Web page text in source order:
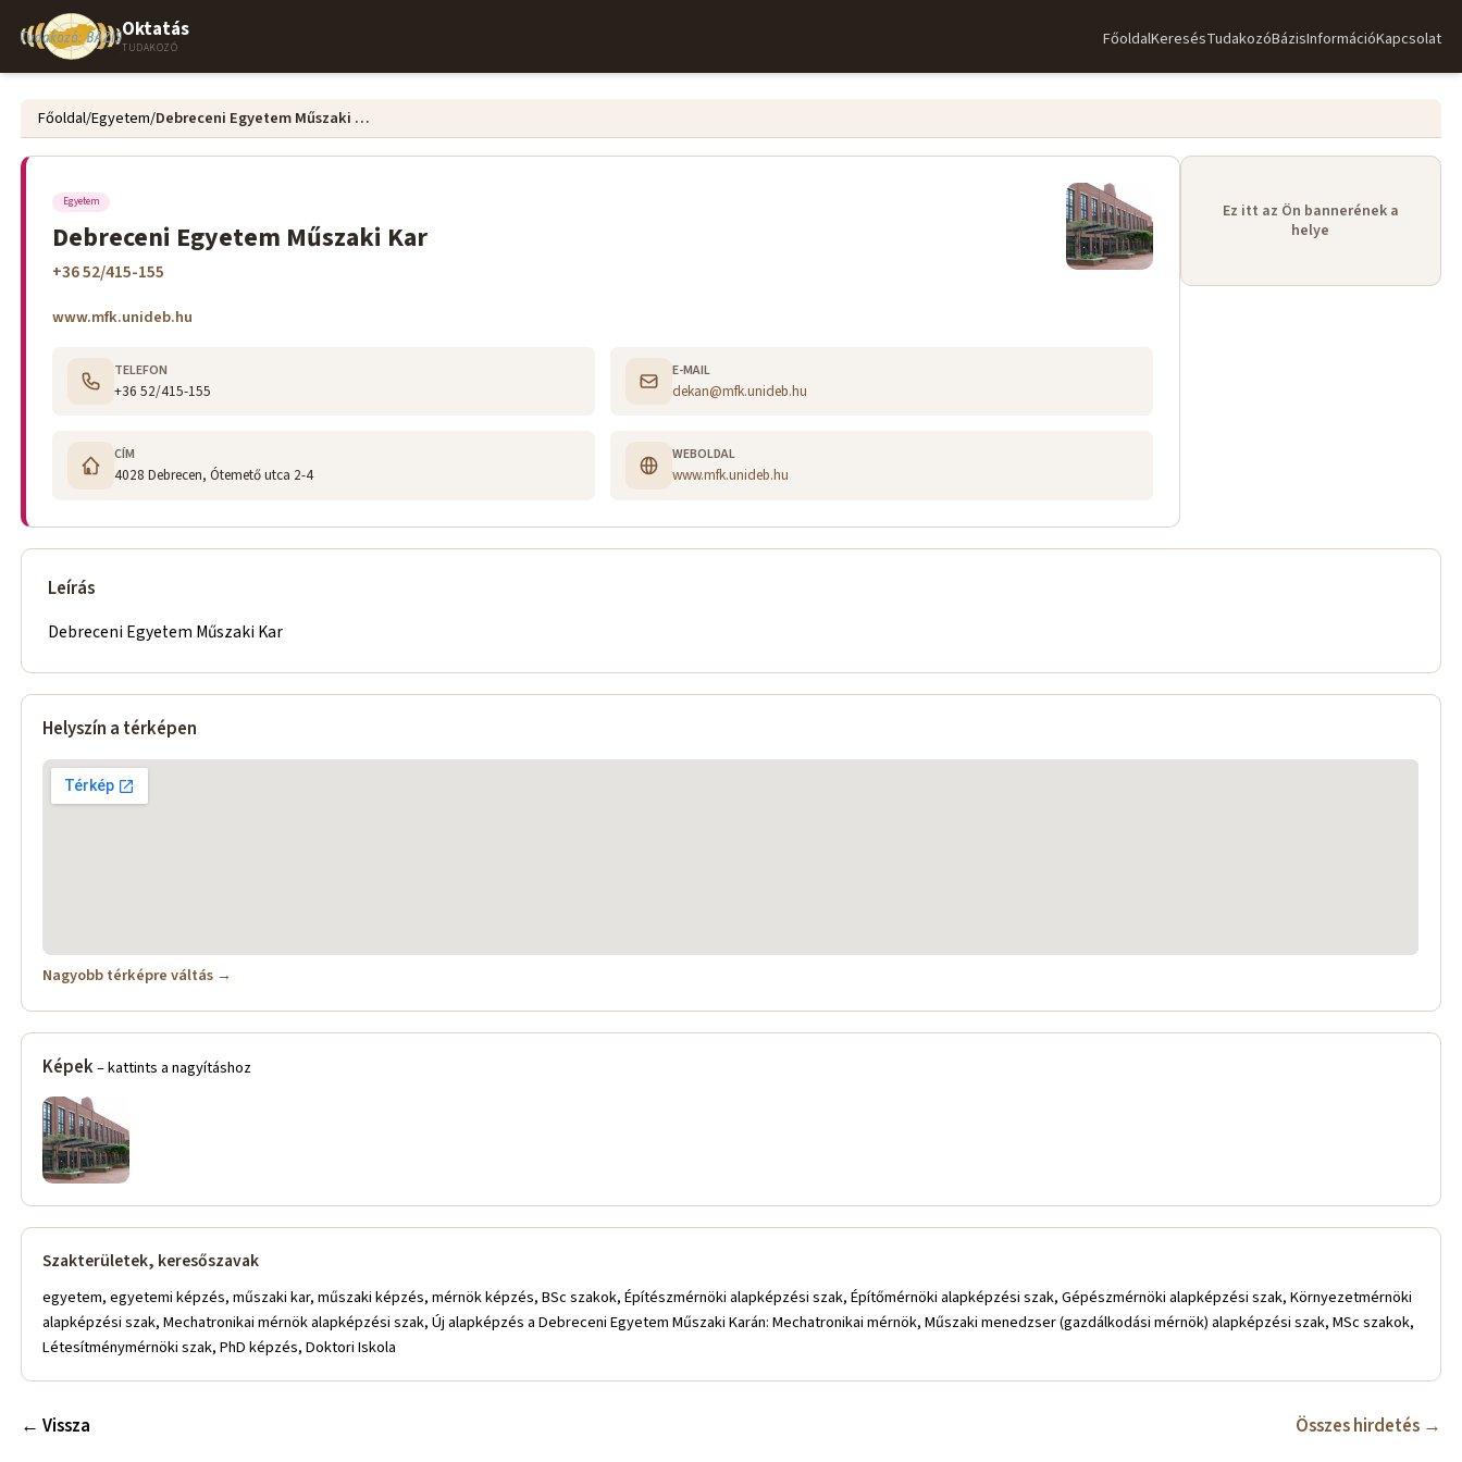
Oktatás
TUDAKOZÓ FőoldalKeresésTudakozóBázisInformációKapcsolat
Főoldal/Egyetem/ Debreceni Egyetem Műszaki Kar
Egyetem
Debreceni Egyetem Műszaki Kar
+36 52/415-155
www.mfk.unideb.hu
TELEFON
+36 52/415-155
E-MAIL
dekan@mfk.unideb.hu
CÍM
4028 Debrecen, Ótemető utca 2-4
WEBOLDAL
www.mfk.unideb.hu
Ez itt az Ön bannerének a
helye
Leírás
Debreceni Egyetem Műszaki Kar
Helyszín a térképen
Nagyobb térképre váltás →
Képek– kattints a nagyításhoz
Szakterületek, keresőszavak
egyetem, egyetemi képzés, műszaki kar, műszaki képzés, mérnök képzés, BSc szakok, Építészmérnöki alapképzési szak, Építőmérnöki alapképzési szak, Gépészmérnöki alapképzési szak, Környezetmérnöki
alapképzési szak, Mechatronikai mérnök alapképzési szak, Új alapképzés a Debreceni Egyetem Műszaki Karán: Mechatronikai mérnök, Műszaki menedzser (gazdálkodási mérnök) alapképzési szak, MSc szakok,
Létesítménymérnöki szak, PhD képzés, Doktori Iskola
← Vissza Összes hirdetés →